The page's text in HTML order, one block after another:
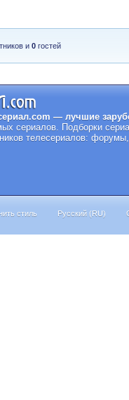
и0 гостей
— лучшие
сериалов. Подборки
телесериалов:
стиль Русский (RU)